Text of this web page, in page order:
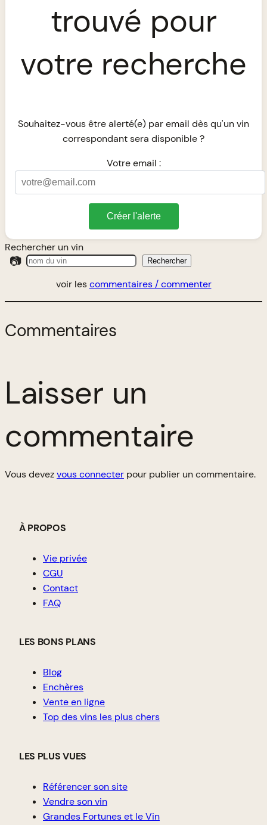
trouvé pour
votre recherche
Souhaitez-vous être alerté(e) par email dès qu'un vin
correspondant sera disponible ?
Votre email :
Créer l'alerte
Rechercher un vin
📷 Rechercher
voir lescommentaires / commenter
Commentaires
Laisser un
commentaire
Vous devezvous connecter pour publier un commentaire.
À PROPOS
Vie privée
CGU
Contact
FAQ
LES BONS PLANS
Blog
Enchères
Vente en ligne
Top des vins les plus chers
LES PLUS VUES
Référencer son site
Vendre son vin
Grandes Fortunes et le Vin